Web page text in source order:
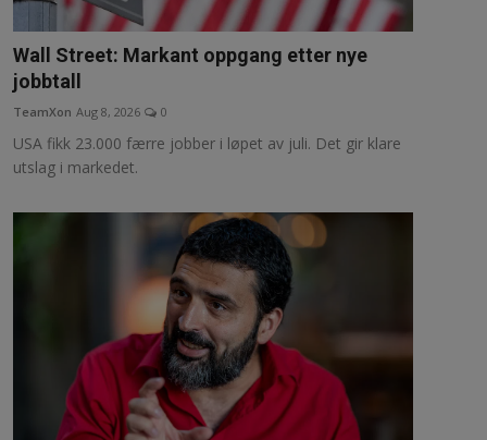
Wall Street: Markant oppgang etter nye
jobbtall
TeamXon Aug 8, 2026 0
USA fikk 23.000 færre jobber i løpet av juli. Det gir klare
utslag i markedet.